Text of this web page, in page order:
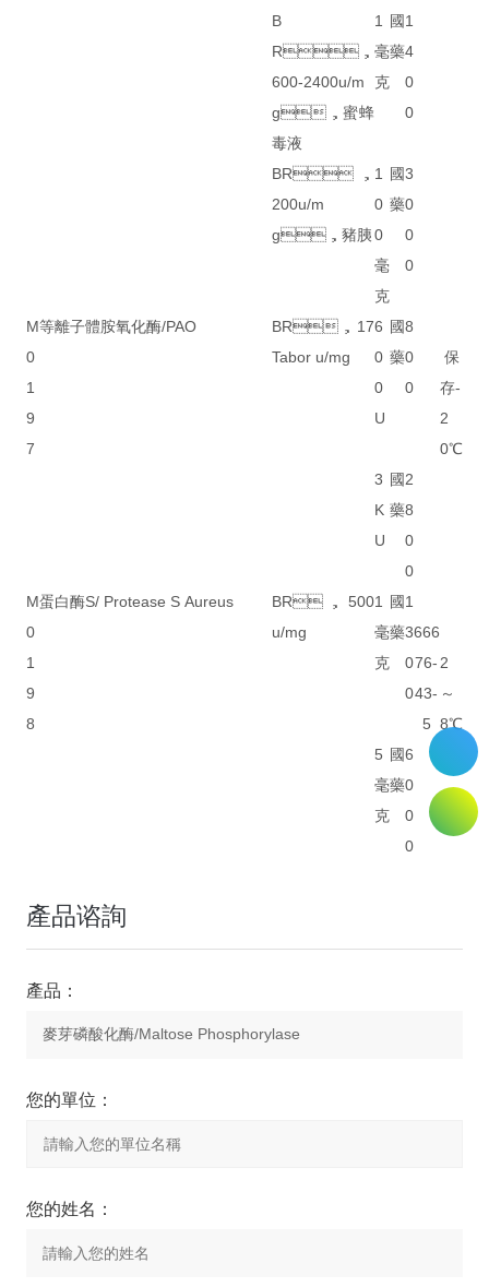
B
R，
600-2400u/m
g，蜜蜂
毒液
1
毫
克
國
藥
1
4
0
0
BR，
200u/m
g，豬胰
1
0
0
毫
克
國
藥
3
0
0
0
M
0
1
9
7
等離子體胺氧化酶/PAO
BR，17
Tabor u/mg
6
0
0
U
國
藥
8
0
0
保
存-
2
0℃
3
K
U
國
藥
2
8
0
0
M
0
1
9
8
蛋白酶S/ Protease S Aureus
BR，500
u/mg
1
毫
克
國
藥
1
3
0
0
666
76-
43-
5
2
～
8℃
5
毫
克
國
藥
6
0
0
0
產品谘詢
產品：
您的單位：
您的姓名：